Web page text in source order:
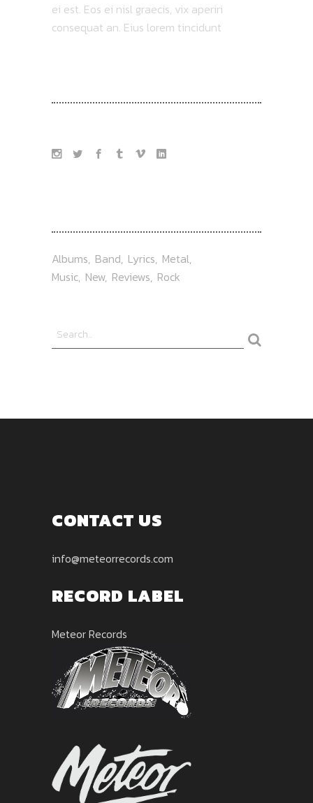
ei est. Eos ei nisl graecis, vix aperiri
consequat an. Eius lorem tincidunt
Albums Band Lyrics Metal
Music New Reviews Rock
CONTACT US
info@meteorrecords.com
RECORD LABEL
Meteor Records